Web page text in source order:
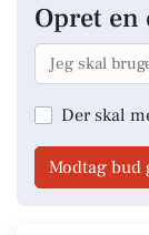
Opret en
Der skal
Modtag bud